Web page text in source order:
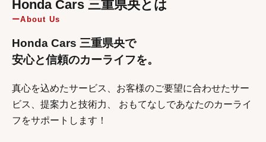
Honda Cars 三重県央とは
About Us
Honda Cars 三重県央で
安心と信頼のカーライフを。
真心を込めたサービス、お客様のご要望に合わせたサー
ビス、提案力と技術力、
おもてなしであなたのカーライ
フをサポートします！